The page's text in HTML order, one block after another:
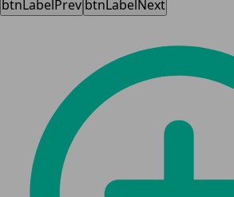
btnLabelPrev btnLabelNext